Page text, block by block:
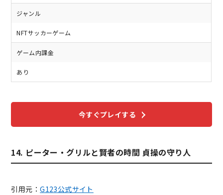
ジャンル
NFTサッカーゲーム
ゲーム内課金
あり
今すぐプレイする
14. ピーター・グリルと賢者の時間 貞操の守り人
引用元：G123公式サイト